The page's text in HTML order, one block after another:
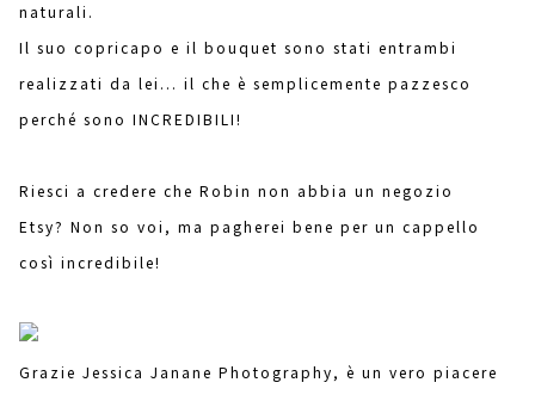
naturali.
Il suo copricapo e il bouquet sono stati entrambi
realizzati da lei... il che è semplicemente pazzesco
perché sono INCREDIBILI!
Riesci a credere che Robin non abbia un negozio
Etsy? Non so voi, ma pagherei bene per un cappello
così incredibile!
Grazie Jessica Janane Photography, è un vero piacere